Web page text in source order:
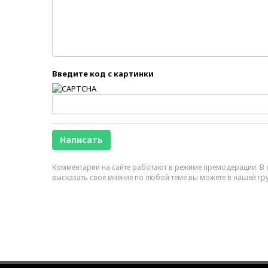
Введите код с картинки
Комментарии на сайте работают в режиме премодерации. В
высказать свое мнение по любой теме вы можете в нашей